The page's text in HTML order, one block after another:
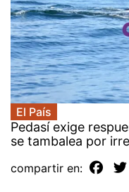
El País
Pedasí exige
se tambalea por
compartir en: